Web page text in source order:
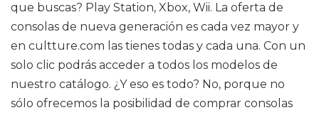
que buscas? Play Station, Xbox, Wii. La oferta de
consolas de nueva generación es cada vez mayor y
en cultture.com las tienes todas y cada una. Con un
solo clic podrás acceder a todos los modelos de
nuestro catálogo. ¿Y eso es todo? No, porque no
sólo ofrecemos la posibilidad de comprar consolas